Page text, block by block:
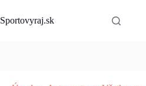
to
content
Sportovyraj.sk